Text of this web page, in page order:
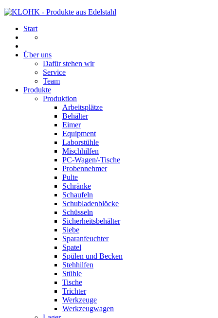
Start
Über uns
Dafür stehen wir
Service
Team
Produkte
Produktion
Arbeitsplätze
Behälter
Eimer
Equipment
Laborstühle
Mischhilfen
PC-Wagen/-Tische
Probennehmer
Pulte
Schränke
Schaufeln
Schubladenblöcke
Schüsseln
Sicherheitsbehälter
Siebe
Sparanfeuchter
Spatel
Spülen und Becken
Stehhilfen
Stühle
Tische
Trichter
Werkzeuge
Werkzeugwagen